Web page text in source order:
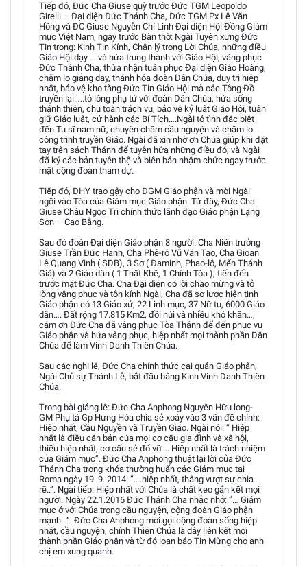
Tiếp đó, Đức Cha Giuse quỳ trước Đức TGM Leopoldo
Girelli – Đại diện Đức Thánh Cha, Đức TGM Px Lê Văn
Hồng và ĐC Giuse Nguyễn Chí Linh Đại diện Hội Đồng Giám
mục Việt Nam, ngay trước Bàn thờ: Ngài Tuyên xưng Đức
Tin trong: Kinh Tin Kính, Chân lý trong Lời Chúa, những điều
Giáo Hội dạy ….và hứa trung thành với Giáo Hội, vâng phục
Đức Thánh Cha, thừa nhận tuân phục Đại diện Giáo Hoàng,
chăm lo giảng dạy, thánh hóa đoàn Dân Chúa, duy trì hiệp
nhất, bảo vệ kho tàng Đức Tin Giáo Hội mà các Tông Đồ
truyền lại…..tỏ lòng phụ tử với đoàn Dân Chúa, hứa sống
thánh thiện, chu toàn trách vụ, bảo vệ kỷ luật Giáo Hội, tuân
giữ Giáo luật, cử hành các Bí Tích….Ngài tỏ tình đặc biệt
đến Tu sĩ nam nữ, chuyên chăm cầu nguyện và chăm lo
công trình truyền Giáo. Ngài đã xin nhờ ơn Chúa giúp khi đặt
tay trên sách Thánh để tuyên hứa những điều đó, và Ngài
đã ký các bản tuyên thệ và biên bản nhậm chức ngay trước
mặt cộng đoàn tham dự.
Tiếp đó, ĐHY trao gậy cho ĐGM Giáo phận và mời Ngài
ngồi vào Tòa của Giám mục Giáo phận. Từ đây, Đức Cha
Giuse Châu Ngọc Tri chính thức lãnh đạo Giáo phận Lạng
Sơn – Cao Bằng.
Sau đó đoàn Đại diện Giáo phận 8 người: Cha Niên trưởng
Giuse Trần Đức Hạnh, Cha Phê-rô Vũ Văn Tạo, Cha Gioan
Lê Quang Vinh ( SDB), 3 Sơ ( Đaminh, Phao-lô, Mến Thánh
Giá) và 2 Giáo dân ( 1 Thất Khê, 1 Chính Tòa ), tiến đến
trước mặt Đức Cha. Cha Đại diện có lời chào mừng và tỏ
lòng vâng phục và tôn kính Ngài, Cha đã sơ lược hiện tình
Giáo phận có 13 Giáo xứ, 22 Linh mục, 37 Nữ tu, 6000 Giáo
dân…. Đất rộng 17.815 Km2, đồi núi và nhiều khó khăn…,
cám ơn Đức Cha đã vâng phục Tòa Thánh để đến phục vụ
Giáo phận và hứa vâng phục, hiệp nhất mọi thành phần Dân
Chúa để làm Vinh Danh Thiên Chúa.
Sau các nghi lễ, Đức Cha chính thức cai quản Giáo phận,
Ngài Chủ sự Thánh Lễ, bắt đầu bằng Kinh Vinh Danh Thiên
Chúa.
Trong bài giảng lễ: Đức Cha Anphong Nguyễn Hữu long-
GM Phụ tá Gp Hưng Hóa chia sẻ xoáy vào 3 vấn đề chính:
Hiệp nhất, Cầu Nguyền và Truyền Giáo. Ngài nói: “ Hiệp
nhất là điều căn bản của mọi cơ cấu gia đình và xã hội,
thiếu hiệp nhất, cơ cấu sẻ đổ vỡ…. Hiệp nhất là trách nhiệm
của Giám mục”. Đức Cha Anphong thuật lại lời của Đức
Thánh Cha trong khóa thường huấn các Giám mục tại
Roma ngày 19. 9. 2014: “….hiệp nhất, thắng vượt sự chia
rẽ..”. Ngài tiếp: Hiệp nhất với Chúa là chất keo gắn kết mọi
người. Ngày 22.1.2016 Đức Thánh Cha nhắc nhở: ”… Giám
mục ở với Chúa trong cầu nguyện, cộng đoàn Giáo phận
mạnh…”. Đức Cha Anphong mời gọi cộng đoàn sống hiệp
nhất, cầu nguyện, chính Thiên Chúa là dây liên kết mọi
thành phần Giáo phận và từ đó loan báo Tin Mừng cho anh
chị em xung quanh.